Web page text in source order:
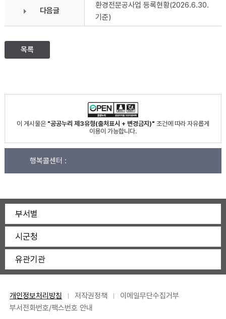
다음글
환경전문공사업 등록현황(2026.6.30.
기준)
목록
이 게시물은 "공공누리 제3유형(출처표시 + 변경금지)" 조건에 따라 자유롭게
이용이 가능합니다.
행복콜센터 :
부서별
시군청
유관기관
개인정보처리방침 저작권정책
이메일무단수집거부
부서전화번호/팩스번호 안내